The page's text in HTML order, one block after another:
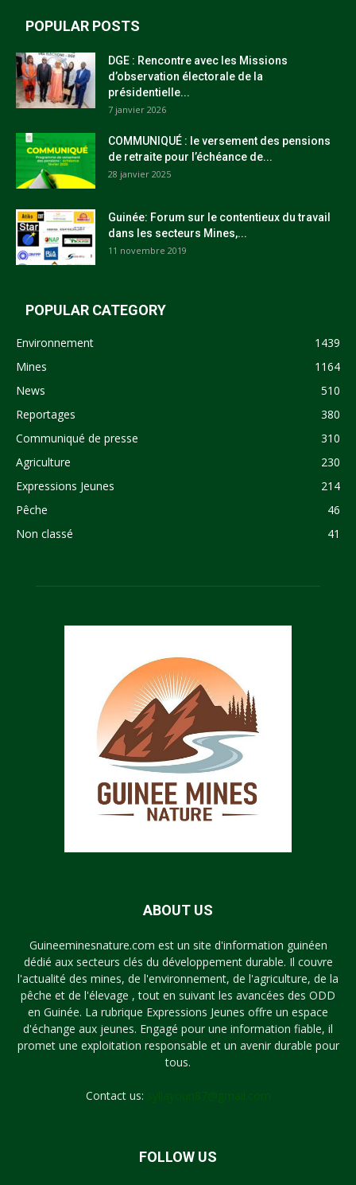
POPULAR POSTS
DGE : Rencontre avec les Missions
d’observation électorale de la
présidentielle...
7 janvier 2026
COMMUNIQUÉ : le versement des pensions
de retraite pour l’échéance de...
28 janvier 2025
Guinée: Forum sur le contentieux du travail
dans les secteurs Mines,...
11 novembre 2019
POPULAR CATEGORY
Environnement
1439
Mines
1164
News
510
Reportages
380
Communiqué de presse
310
Agriculture
230
Expressions Jeunes
214
Pêche
46
Non classé
41
ABOUT US
Guineeminesnature.com est un site d'information guinéen
dédié aux secteurs clés du développement durable. Il couvre
l'actualité des mines, de l'environnement, de l'agriculture, de la
pêche et de l'élevage , tout en suivant les avancées des ODD
en Guinée. La rubrique Expressions Jeunes offre un espace
d'échange aux jeunes. Engagé pour une information fiable, il
promet une exploitation responsable et un avenir durable pour
tous.
Contact us:
FOLLOW US